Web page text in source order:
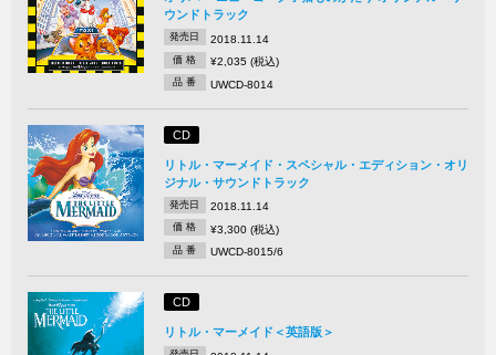
ウンドトラック
発売日 2018.11.14
価 格 ¥2,035 (税込)
品 番 UWCD-8014
CD
リトル・マーメイド・スペシャル・エディション・オリ
ジナル・サウンドトラック
発売日 2018.11.14
価 格 ¥3,300 (税込)
品 番 UWCD-8015/6
CD
リトル・マーメイド＜英語版＞